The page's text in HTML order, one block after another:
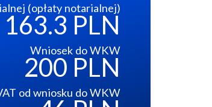
(opłaty notarialnej)
163.3 PLN
Wniosek do WKW
200 PLN
od wniosku do WKW